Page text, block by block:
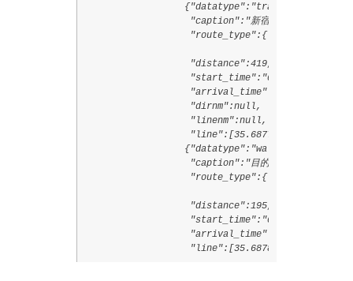
                  {"datatype":"train",
                   "caption":"新宿駅",
                   "route_type":{"code":"3000",
                   "distance":419,
                   "start_time":"0932",
                   "arrival_time":"0933",
                   "dirnm":null,
                   "linenm":null,
                  {"datatype":"walk",
                   "caption":"目的地",
                   "route_type":{"code":"2008",
                   "distance":195,
                   "start_time":"0934",
                   "arrival_time":"0937",